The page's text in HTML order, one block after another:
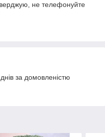
не телефонуйте
за домовленістю